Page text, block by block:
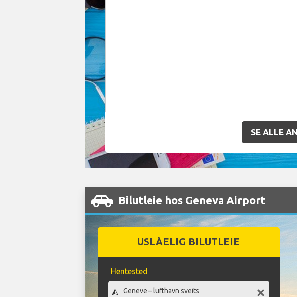
SE ALLE
Bilutleie hos Geneva Airport
USLÅELIG BILUTLEIE
Hentested